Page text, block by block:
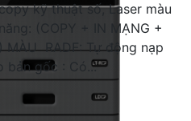
kỹ thuật số, Laser màu
(COPY + IN MẠNG +
MÀU RADF: Tự động nạp
bản gốc : Có...